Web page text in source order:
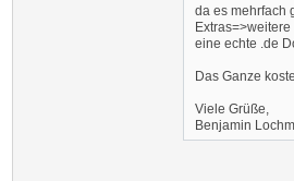
da es mehrfach
eine echte .de
Das Ganze
Viele Grüße,
Benjamin